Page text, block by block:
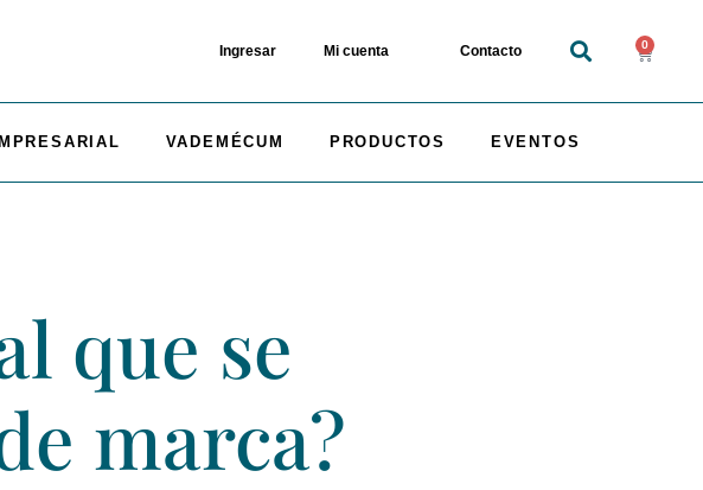
Ingresar Mi cuenta Contacto 0
VADEMÉCUM PRODUCTOS EVENTOS
que se
marca?